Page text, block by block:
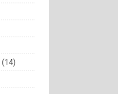
(14)